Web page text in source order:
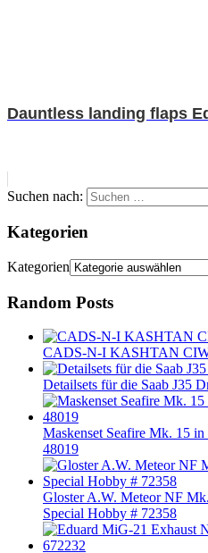
Dauntless landing flaps
Suchen nach:
Kategorien
Kategorien
Random Posts
CADS-N-I KASHTAN
Detailsets für die Saab J35
Maskenset Seafire Mk. 15
48019
Gloster A.W. Meteor NF
Special Hobby # 72358